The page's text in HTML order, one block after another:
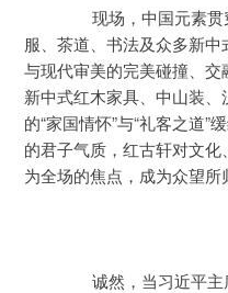
服、茶道、书法及众多新
与现代审美的完美碰撞、交
新中式红木家具、中山装
的“家国情怀”与“礼客之道
的君子气质，红古轩对文
为全场的焦点，成为众望所